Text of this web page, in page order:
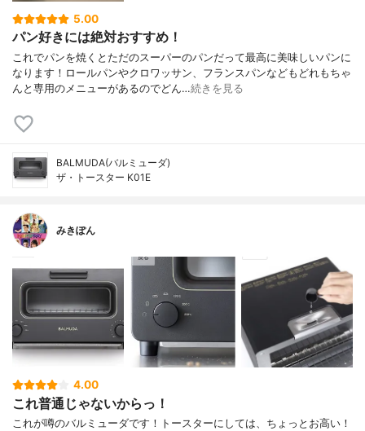
5.00
パン好きには絶対おすすめ！
これでパンを焼くとただのスーパーのパンだって最高に美味しいパンに
なります！ロールパンやクロワッサン、フランスパンなどもどれもちゃ
んと専用のメニューがあるのでどん…続きを見る
BALMUDA(バルミューダ)
ザ・トースター K01E
みきぽん
4.00
これ普通じゃないからっ！
これが噂のバルミューダです！トースターにしては、ちょっとお高い！